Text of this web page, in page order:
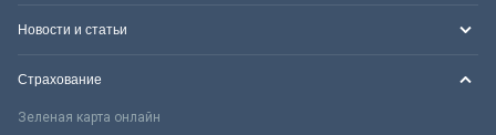
Новости и статьи
Страхование
Зеленая карта онлайн